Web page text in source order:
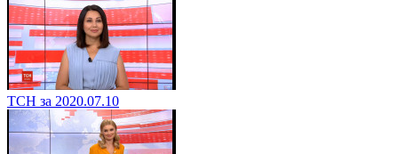
ТСН за 2020.07.10